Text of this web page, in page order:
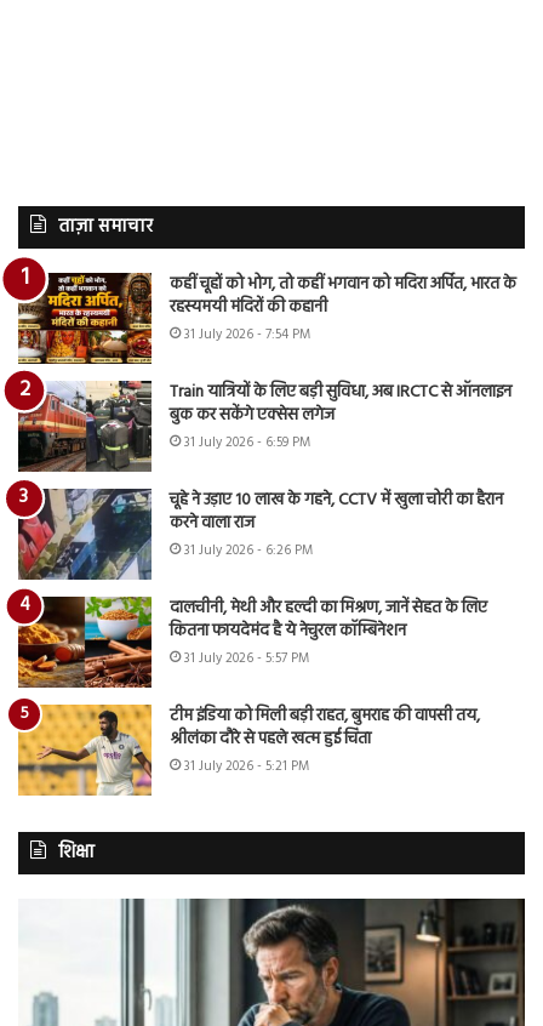
ताज़ा समाचार
कहीं चूहों को भोग, तो कहीं भगवान को मदिरा अर्पित, भारत के
रहस्यमयी मंदिरों की कहानी
31 July 2026 - 7:54 PM
Train यात्रियों के लिए बड़ी सुविधा, अब IRCTC से ऑनलाइन
बुक कर सकेंगे एक्सेस लगेज
31 July 2026 - 6:59 PM
चूहे ने उड़ाए 10 लाख के गहने, CCTV में खुला चोरी का हैरान
करने वाला राज
31 July 2026 - 6:26 PM
दालचीनी, मेथी और हल्दी का मिश्रण, जानें सेहत के लिए
कितना फायदेमंद है ये नेचुरल कॉम्बिनेशन
31 July 2026 - 5:57 PM
टीम इंडिया को मिली बड़ी राहत, बुमराह की वापसी तय,
श्रीलंका दौरे से पहले खत्म हुई चिंता
31 July 2026 - 5:21 PM
शिक्षा